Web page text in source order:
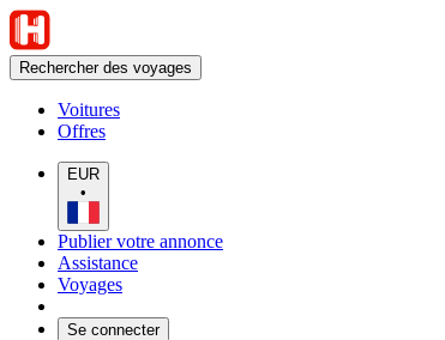
Rechercher des voyages
Voitures
Offres
EUR
•
Publier votre annonce
Assistance
Voyages
Se connecter